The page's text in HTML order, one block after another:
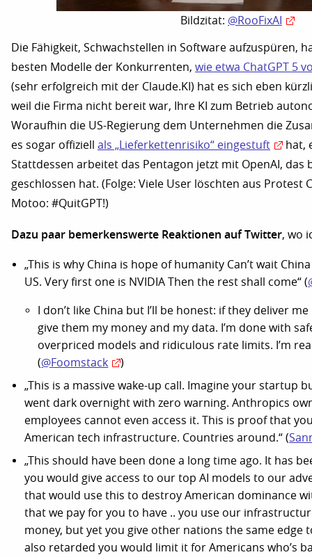
Bildzitat: @RooFixAI
Die Fähigkeit, Schwachstellen in Software aufzuspüren,
besten Modelle der Konkurrenten, wie etwa ChatGPT 5
(sehr erfolgreich mit der Claude.KI) hat es sich eben
weil die Firma nicht bereit war, Ihre KI zum Betrieb
Woraufhin die US-Regierung dem Unternehmen die
es sogar offiziell als „Lieferkettenrisiko“ eingestuft
hat,
Stattdessen arbeitet das Pentagon jetzt mit OpenAI, das
geschlossen hat. (Folge: Viele User löschten aus Protest
Motoo: #QuitGPT!)
Dazu paar bemerkenswerte Reaktionen auf Twitter, wo
„This is why China is hope of humanity Can’t wait
US. Very first one is NVIDIA Then the rest shall come“ (
I don’t like China but I’ll be honest: if they deliver
give them my money and my data. I’m done with
overpriced models and ridiculous rate limits. I’m
(@Foomstack
)
„This is a massive wake-up call. Imagine your startup
went dark overnight with zero warning. Anthropics
employees cannot even access it. This is proof that
American tech infrastructure. Countries around.“ (
„This should have been done a long time ago. It has
you would give access to our top AI models to our
that would use this to destroy American dominance
that we pay for you to have .. you use our
money, but yet you give other nations the same edge
also retarded you would limit it for Americans who’s